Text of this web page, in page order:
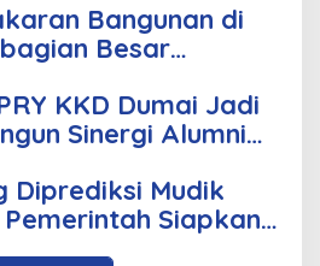
Bangunan di
Besar
KKD Dumai Jadi
Sinergi Alumni
Diprediksi Mudik
Siapkan